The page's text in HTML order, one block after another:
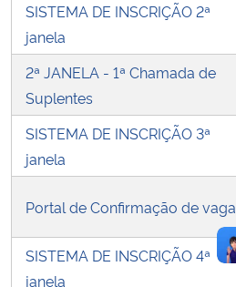
SISTEMA DE INSCRIÇÃO 2ª
janela
2ª JANELA - 1ª Chamada de
Suplentes
SISTEMA DE INSCRIÇÃO 3ª
janela
Portal de Confirmação de vaga
SISTEMA DE INSCRIÇÃO 4ª
janela